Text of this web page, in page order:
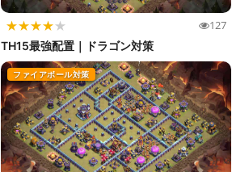
★★★★★ 127
TH15最強配置｜ドラゴン対策
ファイアボール対策